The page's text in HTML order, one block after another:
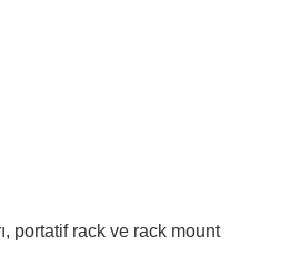
portatif rack ve rack mount